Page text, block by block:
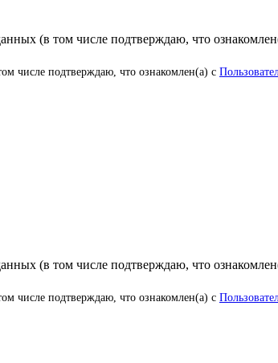
(в том числе подтверждаю, что
числе подтверждаю, что ознакомлен(а) с
(в том числе подтверждаю, что
числе подтверждаю, что ознакомлен(а) с